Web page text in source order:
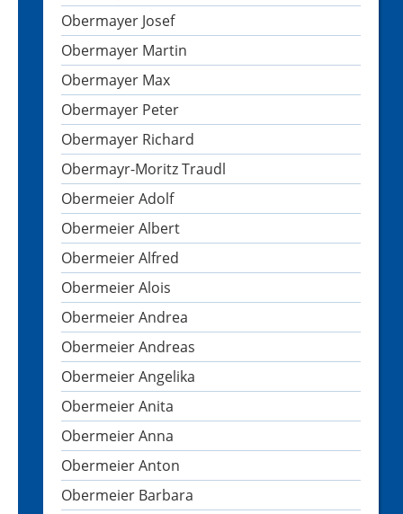
Obermayer Josef
Obermayer Martin
Obermayer Max
Obermayer Peter
Obermayer Richard
Obermayr-Moritz Traudl
Obermeier Adolf
Obermeier Albert
Obermeier Alfred
Obermeier Alois
Obermeier Andrea
Obermeier Andreas
Obermeier Angelika
Obermeier Anita
Obermeier Anna
Obermeier Anton
Obermeier Barbara